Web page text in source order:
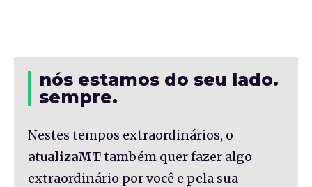
nós estamos do seu lado.
sempre.
Nestes tempos extraordinários, o
atualizaMTtambém quer fazer algo
extraordinário por você e pela sua